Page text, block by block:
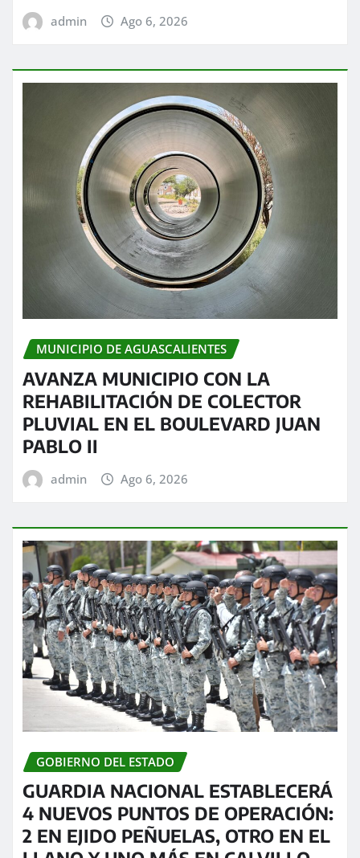
admin Ago 6, 2026
MUNICIPIO DE AGUASCALIENTES
AVANZA MUNICIPIO CON LA
REHABILITACIÓN DE COLECTOR
PLUVIAL EN EL BOULEVARD JUAN
PABLO II
admin Ago 6, 2026
GOBIERNO DEL ESTADO
GUARDIA NACIONAL ESTABLECERÁ
4 NUEVOS PUNTOS DE OPERACIÓN:
2 EN EJIDO PEÑUELAS, OTRO EN EL